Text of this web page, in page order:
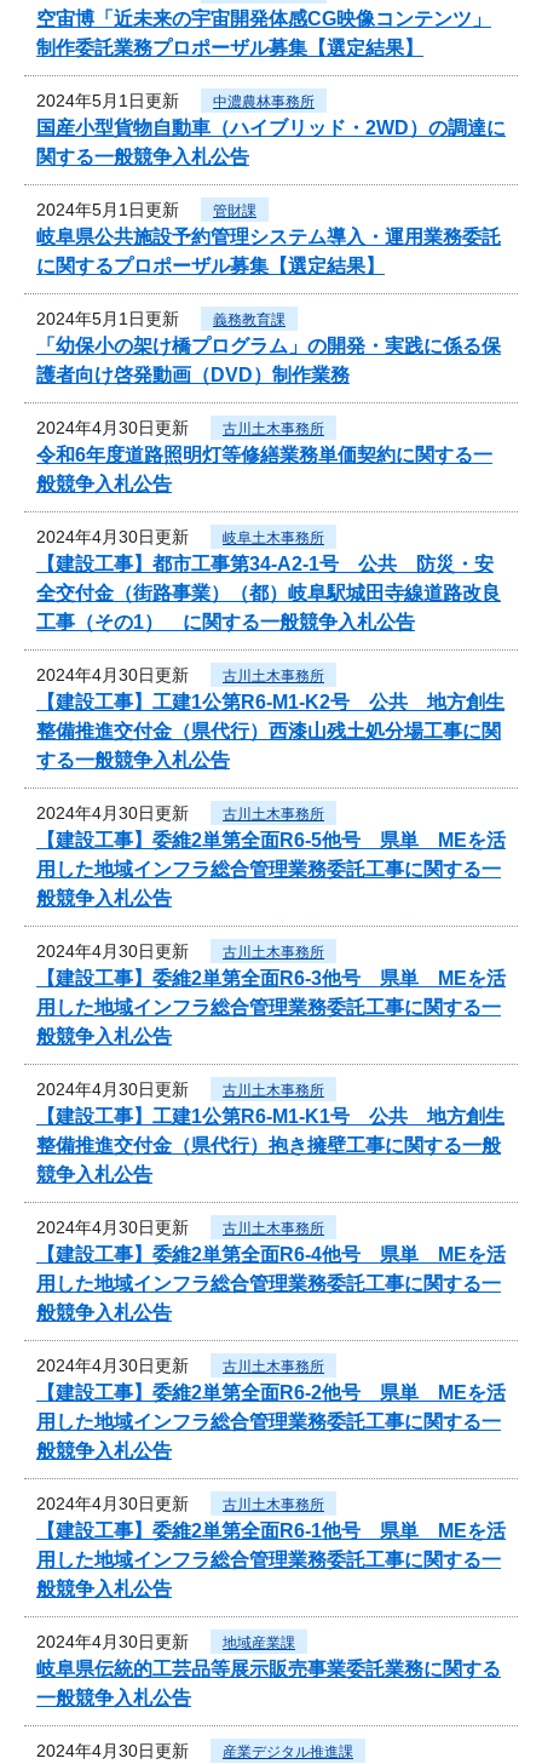
空宙博「近未来の宇宙開発体感CG映像コンテンツ」
制作委託業務プロポーザル募集【選定結果】
2024年5月1日更新 中濃農林事務所
国産小型貨物自動車（ハイブリッド・2WD）の調達に
関する一般競争入札公告
2024年5月1日更新 管財課
岐阜県公共施設予約管理システム導入・運用業務委託
に関するプロポーザル募集【選定結果】
2024年5月1日更新 義務教育課
「幼保小の架け橋プログラム」の開発・実践に係る保
護者向け啓発動画（DVD）制作業務
2024年4月30日更新 古川土木事務所
令和6年度道路照明灯等修繕業務単価契約に関する一
般競争入札公告
2024年4月30日更新 岐阜土木事務所
【建設工事】都市工事第34-A2-1号 公共 防災・安
全交付金（街路事業）（都）岐阜駅城田寺線道路改良
工事（その1） に関する一般競争入札公告
2024年4月30日更新 古川土木事務所
【建設工事】工建1公第R6-M1-K2号 公共 地方創生
整備推進交付金（県代行）西漆山残土処分場工事に関
する一般競争入札公告
2024年4月30日更新 古川土木事務所
【建設工事】委維2単第全面R6-5他号 県単 MEを活
用した地域インフラ総合管理業務委託工事に関する一
般競争入札公告
2024年4月30日更新 古川土木事務所
【建設工事】委維2単第全面R6-3他号 県単 MEを活
用した地域インフラ総合管理業務委託工事に関する一
般競争入札公告
2024年4月30日更新 古川土木事務所
【建設工事】工建1公第R6-M1-K1号 公共 地方創生
整備推進交付金（県代行）抱き擁壁工事に関する一般
競争入札公告
2024年4月30日更新 古川土木事務所
【建設工事】委維2単第全面R6-4他号 県単 MEを活
用した地域インフラ総合管理業務委託工事に関する一
般競争入札公告
2024年4月30日更新 古川土木事務所
【建設工事】委維2単第全面R6-2他号 県単 MEを活
用した地域インフラ総合管理業務委託工事に関する一
般競争入札公告
2024年4月30日更新 古川土木事務所
【建設工事】委維2単第全面R6-1他号 県単 MEを活
用した地域インフラ総合管理業務委託工事に関する一
般競争入札公告
2024年4月30日更新 地域産業課
岐阜県伝統的工芸品等展示販売事業委託業務に関する
一般競争入札公告
2024年4月30日更新 産業デジタル推進課